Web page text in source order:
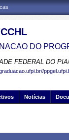
DO
FEDERAL DO
Notícias